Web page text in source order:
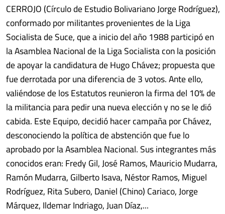
CERROJO (Círculo de Estudio Bolivariano Jorge Rodríguez),
conformado por militantes provenientes de la Liga
Socialista de Suce, que a inicio del año 1988 participó en
la Asamblea Nacional de la Liga Socialista con la posición
de apoyar la candidatura de Hugo Chávez; propuesta que
fue derrotada por una diferencia de 3 votos. Ante ello,
valiéndose de los Estatutos reunieron la firma del 10% de
la militancia para pedir una nueva elección y no se le dió
cabida. Este Equipo, decidió hacer campaña por Chávez,
desconociendo la política de abstención que fue lo
aprobado por la Asamblea Nacional. Sus integrantes más
conocidos eran: Fredy Gil, José Ramos, Mauricio Mudarra,
Ramón Mudarra, Gilberto Isava, Néstor Ramos, Miguel
Rodríguez, Rita Subero, Daniel (Chino) Cariaco, Jorge
Márquez, Ildemar Indriago, Juan Díaz,...